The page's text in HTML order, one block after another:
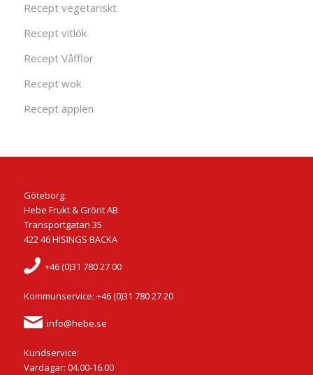
Recept vegetariskt
Recept vitlök
Recept Våfflor
Recept wok
Recept äpplen
Göteborg:
Hebe Frukt & Grönt AB
Transportgatan 35
422 46 HISINGS BACKA
+46 (0)31 780 27 00
Kommunservice: +46 (0)31 780 27 20
info@hebe.se
Kundservice:
Vardagar: 04.00-16.00